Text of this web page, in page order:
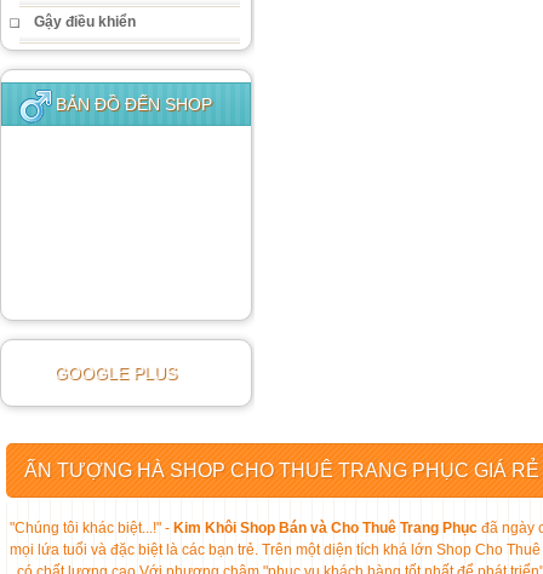
Gậy điều khiển
BẢN ĐỒ ĐẾN SHOP
GOOGLE PLUS
ẤN TƯỢNG HÀ SHOP CHO THUÊ TRANG PHỤC GIÁ
"Chúng tôi khác biệt...!" - Kim Khôi Shop Bán và Cho Thuê Trang Phụcđã ngày
mọi lứa tuổi và đặc biệt là các bạn trẻ. Trên một diện tích khá lớn Shop Cho